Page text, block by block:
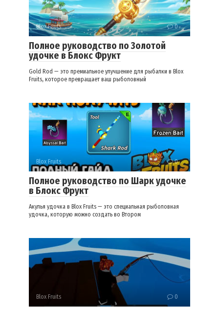
Blox Fruits 0
Полное руководство по Золотой
удочке в Блокс Фрукт
Gold Rod — это премиальное улучшение для рыбалки в Blox
Fruits, которое превращает ваш рыболовный
Blox Fruits 0
Полное руководство по Шарк удочке
в Блокс Фрукт
Акулья удочка в Blox Fruits — это специальная рыболовная
удочка, которую можно создать во Втором
Blox Fruits 0